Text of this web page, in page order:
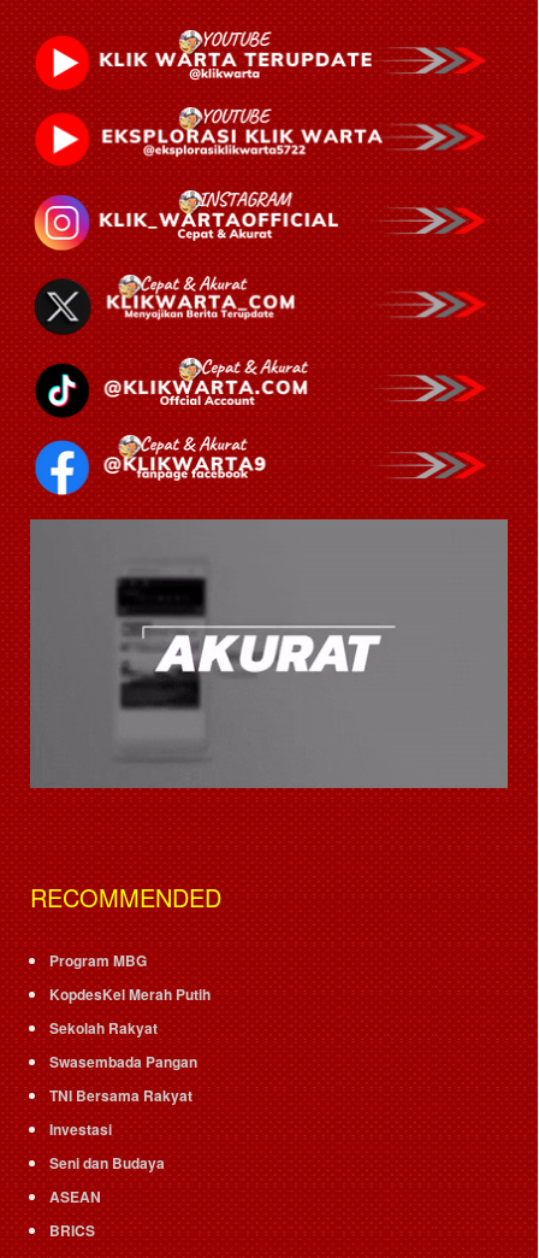
RECOMMENDED
Program MBG
KopdesKel Merah Putih
Sekolah Rakyat
Swasembada Pangan
TNI Bersama Rakyat
Investasi
Seni dan Budaya
ASEAN
BRICS